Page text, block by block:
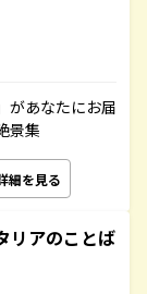
があなたにお届
景集
細を見る
リアのことば